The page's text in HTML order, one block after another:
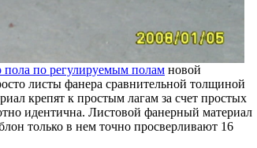
пола по регулируемым полам новой
листы фанера сравнительной толщиной
крепят к простым лагам за счет простых
идентична. Листовой фанерный материал
только в нем точно просверливают 16